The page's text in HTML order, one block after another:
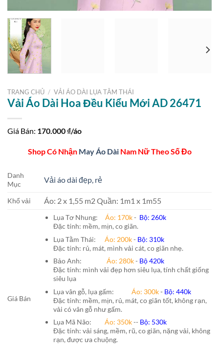
TRANG CHỦ / VẢI ÁO DÀI LỤA TẰM THÁI
Vải Áo Dài Hoa Đều Kiểu Mới AD 26471
Giá Bán: 170.000 ₫/áo
Shop Có Nhận May Áo DàiNam Nữ Theo Số Đo
Danh
Mục
Vải áo dài đẹp, rẻ
Khổ vải Áo: 2 x 1,55 m2 Quần: 1m1 x 1m55
Giá Bán
Lụa Tơ Nhung: Áo: 170k- Bộ: 260k
Đặc tính: mềm, mịn, co giãn.
Lụa Tằm Thái: Áo: 200k- Bộ: 310k
Đặc tính: rủ, mát, mình vải cát, co giãn nhẹ.
Bảo Anh: Áo: 280k- Bộ 420k
Đặc tính: mình vải đẹp hơn siêu lụa, tính chất giống
siêu lụa
Lụa vân gỗ, lụa gấm: Áo: 300k- Bộ: 440k
Đặc tính: mềm, mịn, rủ, mát, co giãn tốt, không rạn,
vải có vân gỗ như gấm.
Lụa Mã Não: Áo: 350k-- Bộ: 530k
Đặc tính: vải sáng, mềm, rũ, co giãn, nặng vải, không
rạn, được ưa chuộng.